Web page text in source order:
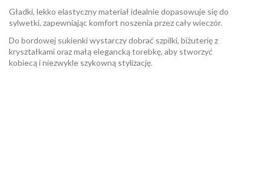
Gładki, lekko elastyczny materiał idealnie dopasowuje się do
sylwetki, zapewniając komfort noszenia przez cały wieczór.
Do bordowej sukienki wystarczy dobrać szpilki, biżuterię z
kryształkami oraz małą elegancką torebkę, aby stworzyć
kobiecą i niezwykle szykowną stylizację.